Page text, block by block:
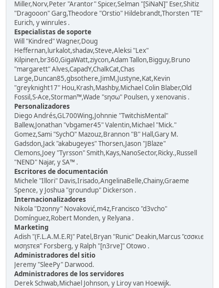
Miller,Norv,Peter "Arantor" Spicer,Selman "[SiNaN]" Eser,Shitiz
"Dragooon" Garg,Theodore "Orstio" Hildebrandt,Thorsten "TE"
Eurich, y winrules .
Especialistas de soporte
Will "Kindred" Wagner,Doug
Heffernan,lurkalot,shadav,Steve,Aleksi "Lex"
Kilpinen,br360,GigaWatt,ziycon,Adam Tallon,Bigguy,Bruno
"margarett" Alves,CapadY,ChalkCat,Chas
Large,Duncan85,gbsothere,JimM,Justyne,Kat,Kevin
"greyknight17" Hou,Krash,Mashby,Michael Colin Blaber,Old
Fossil,S-Ace,Storman™,Wade "sησω" Poulsen, y xenovanis .
Personalizadores
Diego Andrés,GL700Wing,Johnnie "TwitchisMental"
Ballew,Jonathan "vbgamer45" Valentin,Michael "Mick."
Gomez,Sami "SychO" Mazouz,Brannon "B" Hall,Gary M.
Gadsdon,Jack "akabugeyes" Thorsen,Jason "JBlaze"
Clemons,Joey "Tyrsson" Smith,Kays,NanoSector,Ricky.,Russell
"NEND" Najar, y SA™ .
Escritores de documentación
Michele "Illori" Davis,Irisado,AngelinaBelle,Chainy,Graeme
Spence, y Joshua "groundup" Dickerson .
Internacionalizadores
Nikola "Dzonny" Novaković,m4z,Francisco "d3vcho"
Domínguez,Robert Monden, y Relyana .
Marketing
Adish "(F.L.A.M.E.R)" Patel,Bryan "Runic" Deakin,Marcus "cσσкιє
мσηѕтєя" Forsberg, y Ralph "[n3rve]" Otowo .
Administradores del sitio
Jeremy "SleePy" Darwood.
Administradores de los servidores
Derek Schwab,Michael Johnson, y Liroy van Hoewijk.